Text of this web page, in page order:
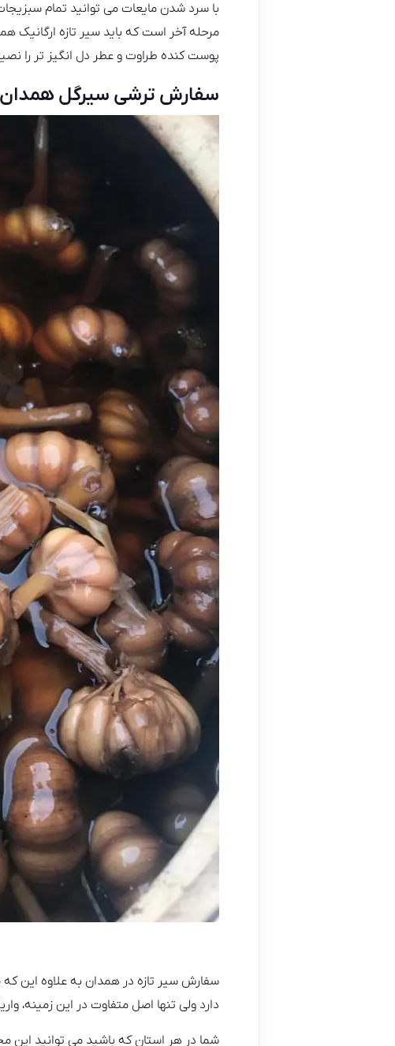
با سرد شدن مایعات می توانید تمام
مرحله آخر است که باید سیر تازه ارگانیک
پوست کنده طراوت و عطر دل انگیز تر را
سفارش ترشی سیرگل همدان
سفارش سیر تازه در همدان به علاوه این
دارد ولی تنها اصل متفاوت در این زمینه،
شما در هر استان که باشید می توانید این